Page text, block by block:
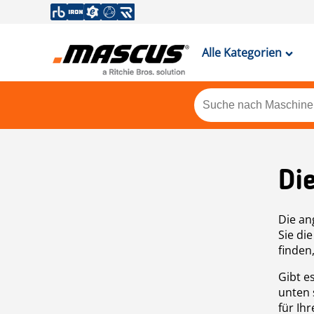
Alle Kategorien
Die
Sie
Gibt
unten
für